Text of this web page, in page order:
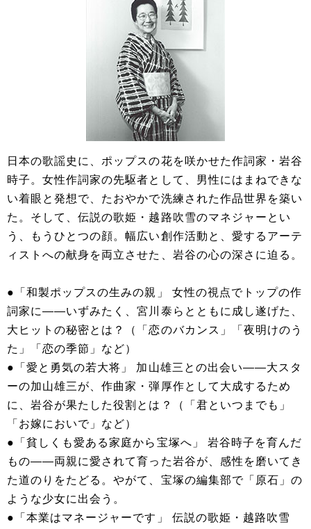
日本の歌謡史に、ポップスの花を咲かせた作詞家・岩谷
時子。女性作詞家の先駆者として、男性にはまねできな
い着眼と発想で、たおやかで洗練された作品世界を築い
た。そして、伝説の歌姫・越路吹雪のマネジャーとい
う、もうひとつの顔。幅広い創作活動と、愛するアーテ
ィストへの献身を両立させた、岩谷の心の深さに迫る。
●「和製ポップスの生みの親」 女性の視点でトップの作
詞家に――いずみたく、宮川泰らとともに成し遂げた、
大ヒットの秘密とは？（「恋のバカンス」「夜明けのう
た」「恋の季節」など）
●「愛と勇気の若大将」 加山雄三との出会い――大スタ
ーの加山雄三が、作曲家・弾厚作として大成するため
に、岩谷が果たした役割とは？（「君といつまでも」
「お嫁においで」など）
●「貧しくも愛ある家庭から宝塚へ」 岩谷時子を育んだ
もの――両親に愛されて育った岩谷が、感性を磨いてき
た道のりをたどる。やがて、宝塚の編集部で「原石」の
ような少女に出会う。
●「本業はマネージャーです」 伝説の歌姫・越路吹雪